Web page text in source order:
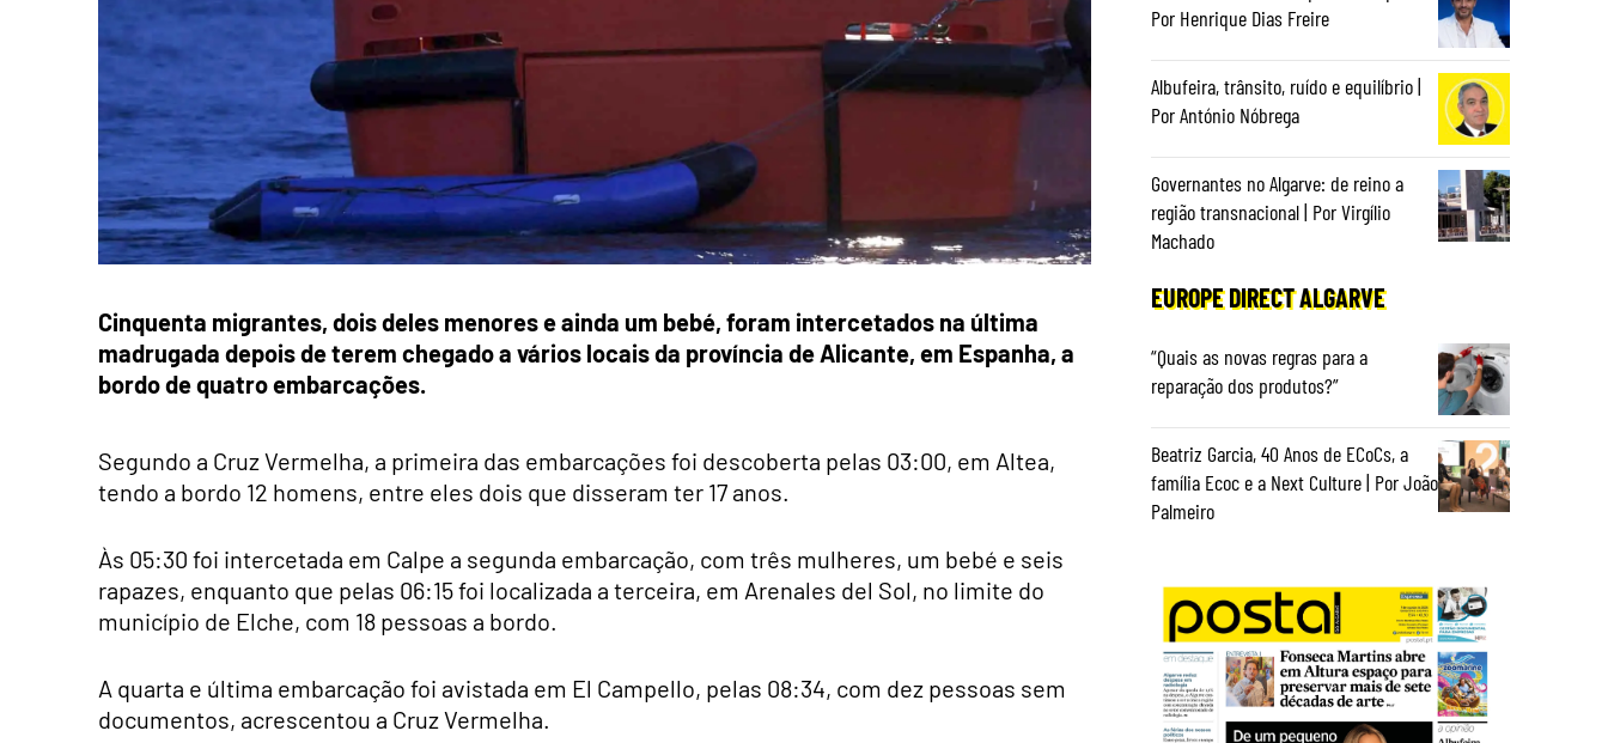
Cinquenta migrantes, dois deles menores e ainda um bebé, foram intercetados na última
madrugada depois de terem chegado a vários locais da província de Alicante, em Espanha, a
bordo de quatro embarcações.
Segundo a Cruz Vermelha, a primeira das embarcações foi descoberta pelas 03:00, em Altea,
tendo a bordo 12 homens, entre eles dois que disseram ter 17 anos.
Às 05:30 foi intercetada em Calpe a segunda embarcação, com três mulheres, um bebé e seis
rapazes, enquanto que pelas 06:15 foi localizada a terceira, em Arenales del Sol, no limite do
município de Elche, com 18 pessoas a bordo.
A quarta e última embarcação foi avistada em El Campello, pelas 08:34, com dez pessoas sem
documentos, acrescentou a Cruz Vermelha.
Por Henrique Dias Freire
Albufeira, trânsito, ruído e equilíbrio |
Por António Nóbrega
Governantes no Algarve: de reino a
região transnacional | Por Virgílio
Machado
EUROPE DIRECT ALGARVE
“Quais as novas regras para a
reparação dos produtos?”
Beatriz Garcia, 40 Anos de ECoCs, a
família Ecoc e a Next Culture | Por João
Palmeiro